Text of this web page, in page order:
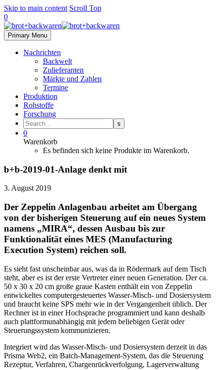
Skip to main content Scroll Top
0
Primary Menu
Nachrichten
Backwelt
Zulieferanten
Märkte und Zahlen
Termine
Produktion
Rohstoffe
Forschung
0
Warenkorb
Es befinden sich keine Produkte im Warenkorb.
b+b-2019-01-Anlage denkt mit
3. August 2019
Der Zeppelin Anlagenbau arbeitet am Übergang
von der bisherigen Steuerung auf ein neues System
namens „MIRA“, dessen Ausbau bis zur
Funktionalität eines MES (Manufacturing
Execution System) reichen soll.
Es sieht fast unscheinbar aus, was da in Rödermark auf dem Tisch
steht, aber es ist der erste Vertreter einer neuen Generation. Der ca.
50 x 30 x 20 cm große graue Kasten enthält ein von Zeppelin
entwickeltes computergesteuertes Wasser-Misch- und Dosiersystem
und braucht keine SPS mehr wie in der Vergangenheit üblich. Der
Rechner ist in einer Hochsprache programmiert und kann deshalb
auch plattformunabhängig mit jedem beliebigen Gerät oder
Steuerungssystem kommunizieren.
Integriert wird das Wasser-Misch- und Dosiersystem derzeit in das
Prisma Web2, ein Batch-Management-System, das die Steuerung
Rezeptur, Verfahren, Chargenrückverfolgung, Lagerverwaltung